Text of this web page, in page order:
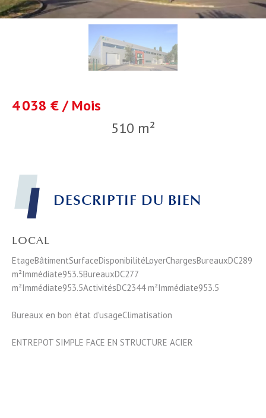
510 m²
4 038 € / Mois
DESCRIPTIF DU BIEN
LOCAL
EtageBâtimentSurfaceDisponibilitéLoyerChargesBureauxDC289
m²Immédiate953.5BureauxDC277
m²Immédiate953.5ActivitésDC2344 m²Immédiate953.5
Bureaux en bon état d'usageClimatisation
ENTREPOT SIMPLE FACE EN STRUCTURE ACIER